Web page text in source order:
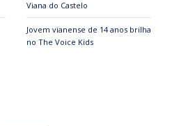
Viana do Castelo
Jovem vianense de 14 anos brilha
no The Voice Kids